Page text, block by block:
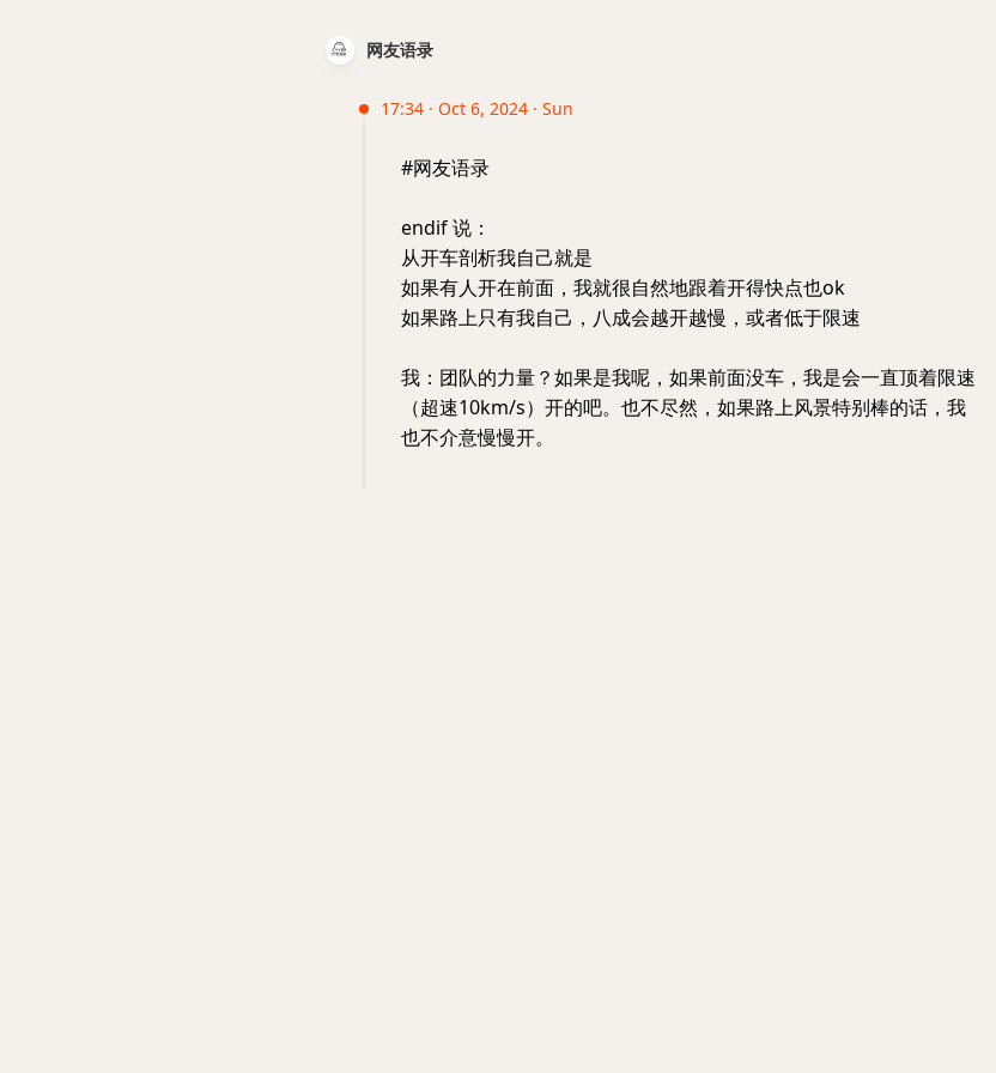
网友语录
17:34 · Oct 6, 2024 · Sun
#网友语录
endif 说：
从开车剖析我自己就是
如果有人开在前面，我就很自然地跟着开得快点也ok
如果路上只有我自己，八成会越开越慢，或者低于限速
我：团队的力量？如果是我呢，如果前面没车，我是会一直顶着限速
（超速10km/s）开的吧。也不尽然，如果路上风景特别棒的话，我
也不介意慢慢开。